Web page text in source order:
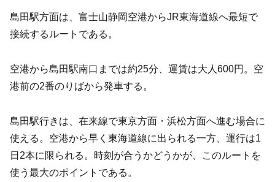
島田駅方面は、富士山静岡空港からJR東海道線へ最短で
接続するルートである。
空港から島田駅南口までは約25分、運賃は大人600円。空
港前の2番のりばから発車する。
島田駅行きは、在来線で東京方面・浜松方面へ進む場合に
使える。空港から早く東海道線に出られる一方、運行は1
日2本に限られる。時刻が合うかどうかが、このルートを
使う最大のポイントである。